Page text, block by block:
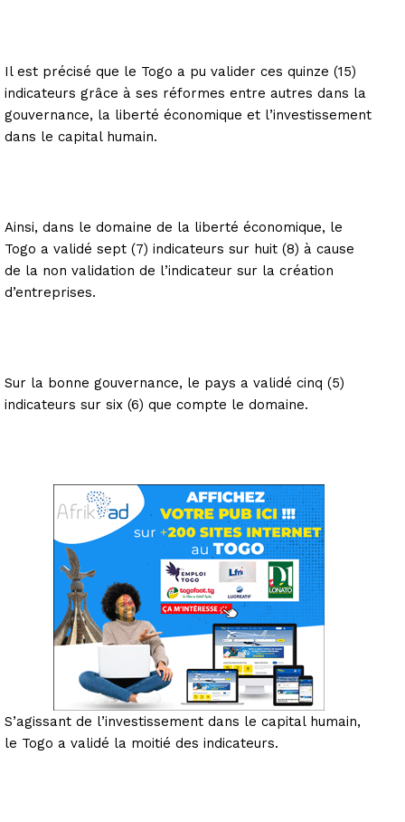
Il est précisé que le Togo a pu valider ces quinze (15)
indicateurs grâce à ses réformes entre autres dans la
gouvernance, la liberté économique et l’investissement
dans le capital humain.
Ainsi, dans le domaine de la liberté économique, le
Togo a validé sept (7) indicateurs sur huit (8) à cause
de la non validation de l’indicateur sur la création
d’entreprises.
Sur la bonne gouvernance, le pays a validé cinq (5)
indicateurs sur six (6) que compte le domaine.
S’agissant de l’investissement dans le capital humain,
le Togo a validé la moitié des indicateurs.